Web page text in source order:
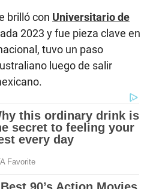
brilló con Universitario de
2023 y fue pieza clave en
tuvo un paso
luego de salir